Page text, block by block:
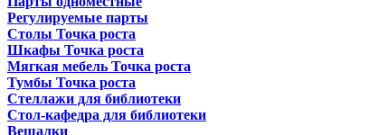
Регулируемые парты
Столы Точка роста
Шкафы Точка роста
Мягкая мебель Точка роста
Тумбы Точка роста
Стеллажи для библиотеки
Стол-кафедра для библиотеки
Вешалки